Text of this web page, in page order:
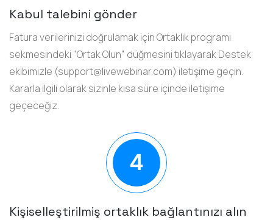
Kabul talebini gönder
Fatura verilerinizi doğrulamak için Ortaklık programı
sekmesindeki "Ortak Olun" düğmesini tıklayarak Destek
ekibimizle (support@livewebinar.com) iletişime geçin.
Kararla ilgili olarak sizinle kısa süre içinde iletişime
geçeceğiz.
Kişiselleştirilmiş ortaklık bağlantınızı alın